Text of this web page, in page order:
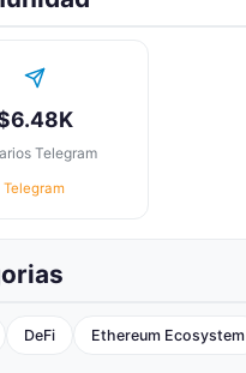
Telegram
Telegram
DeFi Ethereum Ecosystem